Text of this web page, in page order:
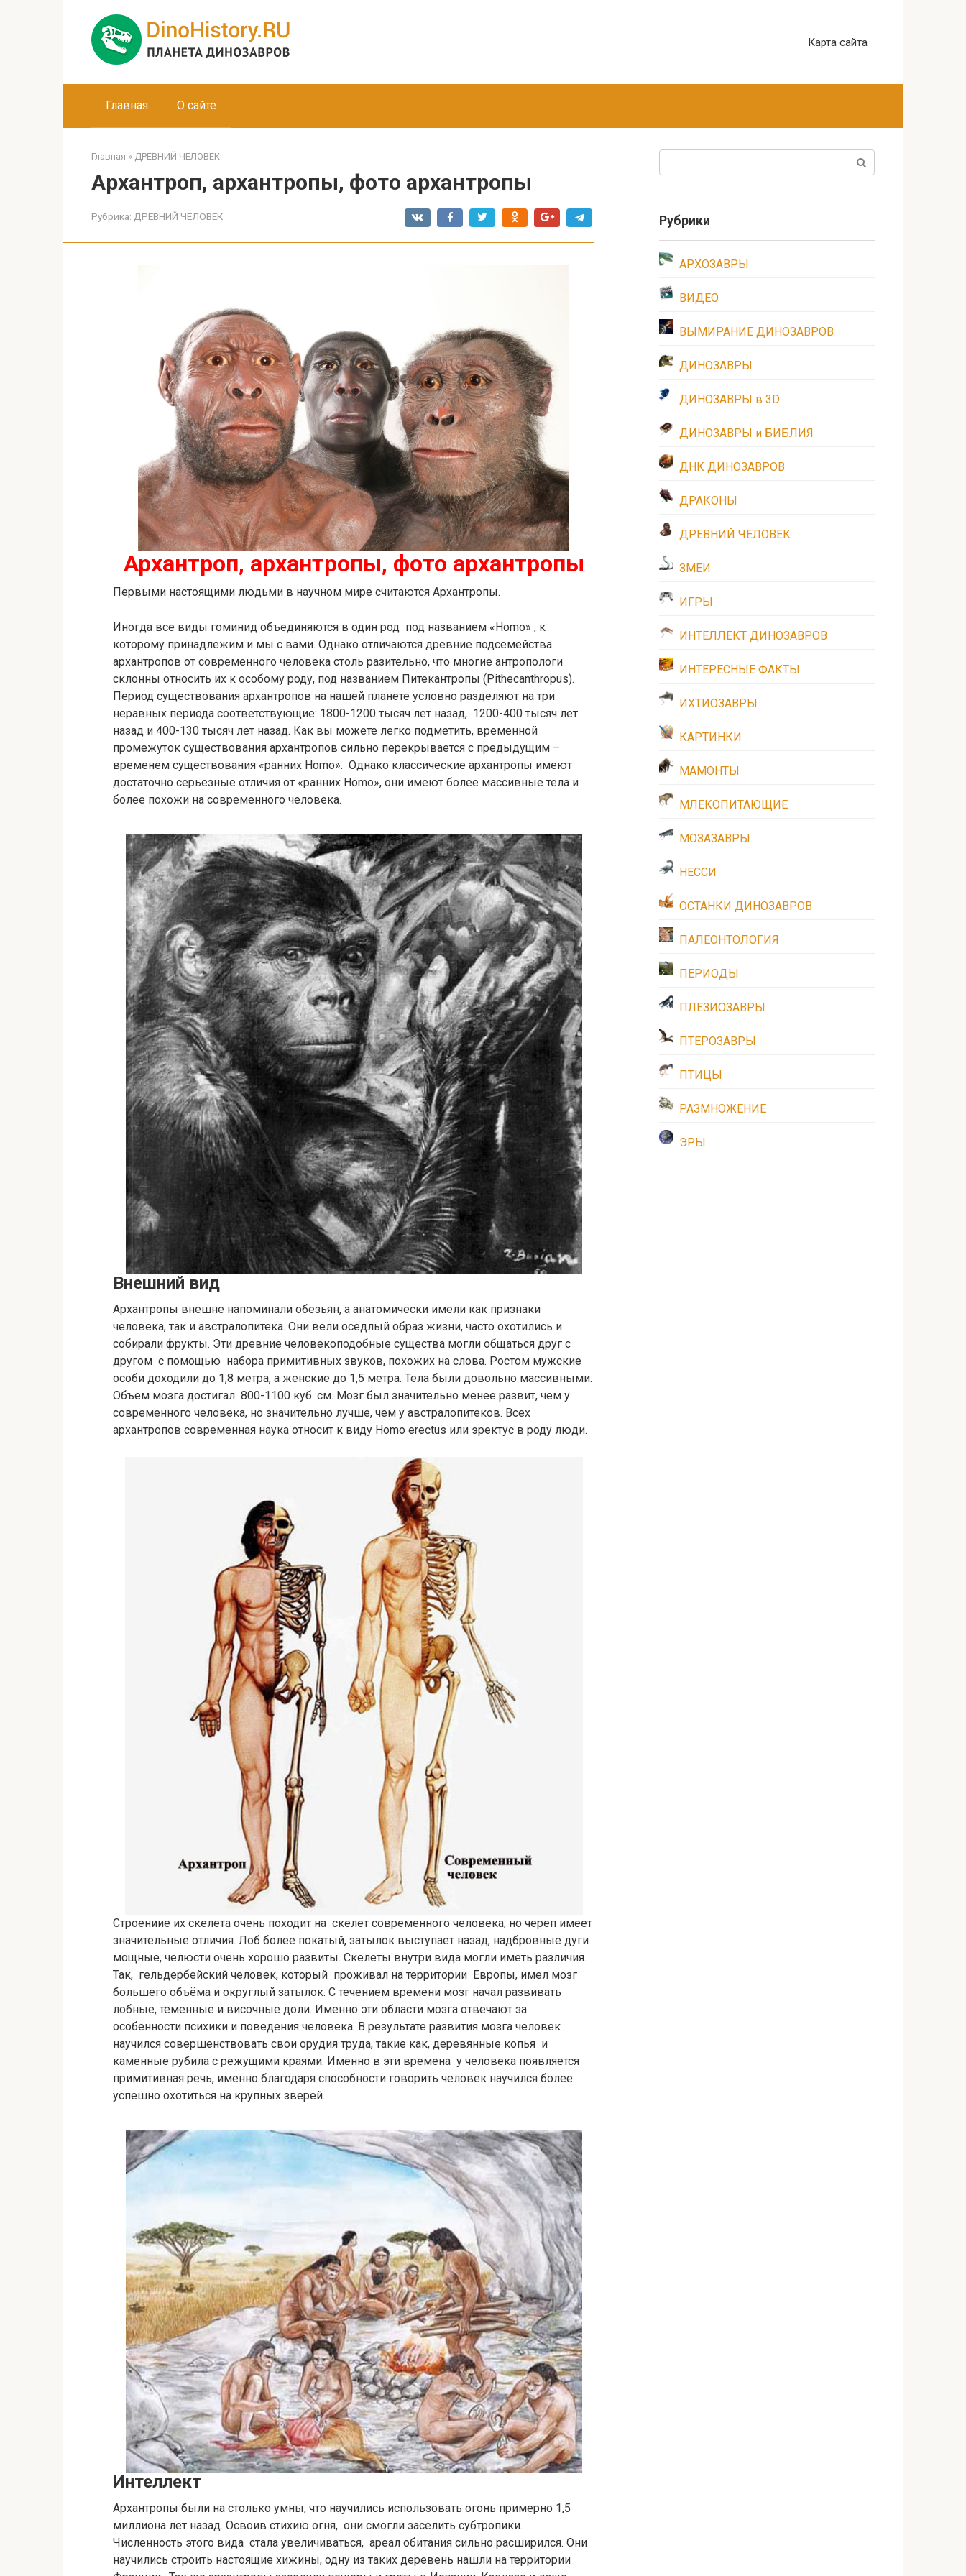
Карта сайта
Главная О сайте
Главная » ДРЕВНИЙ ЧЕЛОВЕК
Архантроп, архантропы, фото архантропы
Рубрика: ДРЕВНИЙ ЧЕЛОВЕК
Архантроп, архантропы, фото архантропы
Первыми настоящими людьми в научном мире считаются Архантропы.
Иногда все виды гоминид объединяются в один род под названием «Homo» , к
которому принадлежим и мы с вами. Однако отличаются древние подсемейства
архантропов от современного человека столь разительно, что многие антропологи
склонны относить их к особому роду, под названием Питекантропы (Pithecanthropus).
Период существования архантропов на нашей планете условно разделяют на три
неравных периода соответствующие: 1800-1200 тысяч лет назад, 1200-400 тысяч лет
назад и 400-130 тысяч лет назад. Как вы можете легко подметить, временной
промежуток существования архантропов сильно перекрывается с предыдущим –
временем существования «ранних Homo». Однако классические архантропы имеют
достаточно серьезные отличия от «ранних Homo», они имеют более массивные тела и
более похожи на современного человека.
Внешний вид
Архантропы внешне напоминали обезьян, а анатомически имели как признаки
человека, так и австралопитека. Они вели оседлый образ жизни, часто охотились и
собирали фрукты. Эти древние человекоподобные существа могли общаться друг с
другом с помощью набора примитивных звуков, похожих на слова. Ростом мужские
особи доходили до 1,8 метра, а женские до 1,5 метра. Тела были довольно массивными.
Объем мозга достигал 800-1100 куб. см. Мозг был значительно менее развит, чем у
современного человека, но значительно лучше, чем у австралопитеков. Всех
архантропов современная наука относит к виду Homo erectus или эректус в роду люди.
Строениие их скелета очень походит на скелет современного человека, но череп имеет
значительные отличия. Лоб более покатый, затылок выступает назад, надбровные дуги
мощные, челюсти очень хорошо развиты. Скелеты внутри вида могли иметь различия.
Так, гельдербейский человек, который проживал на территории Европы, имел мозг
большего объёма и округлый затылок. С течением времени мозг начал развивать
лобные, теменные и височные доли. Именно эти области мозга отвечают за
особенности психики и поведения человека. В результате развития мозга человек
научился совершенствовать свои орудия труда, такие как, деревянные копья и
каменные рубила с режущими краями. Именно в эти времена у человека появляется
примитивная речь, именно благодаря способности говорить человек научился более
успешно охотиться на крупных зверей.
Интеллект
Архантропы были на столько умны, что научились использовать огонь примерно 1,5
миллиона лет назад. Освоив стихию огня, они смогли заселить субтропики.
Численность этого вида стала увеличиваться, ареал обитания сильно расширился. Они
научились строить настоящие хижины, одну из таких деревень нашли на территории
Рубрики
АРХОЗАВРЫ
ВИДЕО
ВЫМИРАНИЕ ДИНОЗАВРОВ
ДИНОЗАВРЫ
ДИНОЗАВРЫ в 3D
ДИНОЗАВРЫ и БИБЛИЯ
ДНК ДИНОЗАВРОВ
ДРАКОНЫ
ДРЕВНИЙ ЧЕЛОВЕК
ЗМЕИ
ИГРЫ
ИНТЕЛЛЕКТ ДИНОЗАВРОВ
ИНТЕРЕСНЫЕ ФАКТЫ
ИХТИОЗАВРЫ
КАРТИНКИ
МАМОНТЫ
МЛЕКОПИТАЮЩИЕ
МОЗАЗАВРЫ
НЕССИ
ОСТАНКИ ДИНОЗАВРОВ
ПАЛЕОНТОЛОГИЯ
ПЕРИОДЫ
ПЛЕЗИОЗАВРЫ
ПТЕРОЗАВРЫ
ПТИЦЫ
РАЗМНОЖЕНИЕ
ЭРЫ